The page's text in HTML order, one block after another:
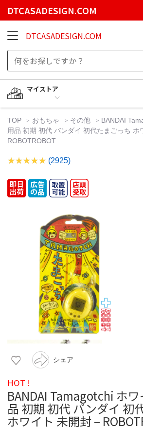
DTCASADESIGN.COM
DTCASADESIGN.COM
マイストア
TOP おもちゃ その他
BANDAI
用品 初期 初代 バンダイ 初代たまごっち ホ
ROBOTROBOT
(2925)
シェア
HOT !
BANDAI Tamagotchi ホ
品 初期 初代 バンダイ 初
ホワイト 未開封 –